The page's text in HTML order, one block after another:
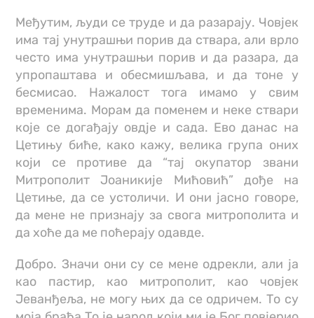
Међутим, људи се труде и да разарају. Човјек
има тај унутрашњи порив да ствара, али врло
често има унутрашњи порив и да разара, да
упропаштава и обесмишљава, и да тоне у
бесмисао. Нажалост тога имамо у свим
временима. Морам да поменем и неке ствари
које се догађају овдје и сада. Ево данас на
Цетињу биће, како кажу, велика група оних
који се противе да “тај окупатор звани
Митрополит Јоаникије Мићовић” дође на
Цетиње, да се устоличи. И они јасно говоре,
да мене не признају за свога митрополита и
да хоће да ме поћерају одавде.
Добро. Значи они су се мене одрекли, али ја
као пастир, као митрополит, као човјек
Јеванђеља, не могу њих да се одричем. То су